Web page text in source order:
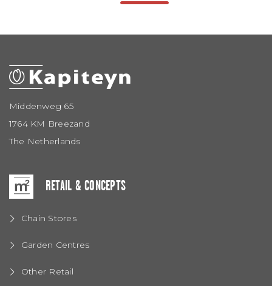
Middenweg 65
1764 KM Breezand
The Netherlands
RETAIL & CONCEPTS
Chain Stores
Garden Centres
Other Retail